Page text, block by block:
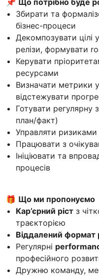
Збирати та
бізнес-процеси
Декомпозувати цілі
релізи, формувати
Керувати
ресурсами
Визначати метрики
відстежувати
Готувати регулярну
план/факт)
Управляти ризиками
Працювати з
Ініціювати та
процесів
🎁 Що ми пропонуємо
Кар’єрний ріст з
траєкторією
Віддалений формат
Регулярні
професійного
Дружню команду,